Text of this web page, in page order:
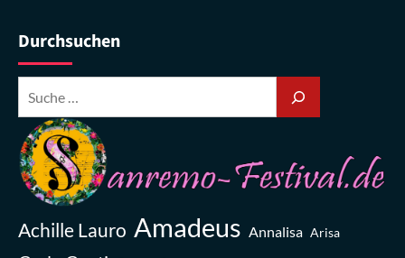
Durchsuchen
Achille Lauro Amadeus Annalisa Arisa